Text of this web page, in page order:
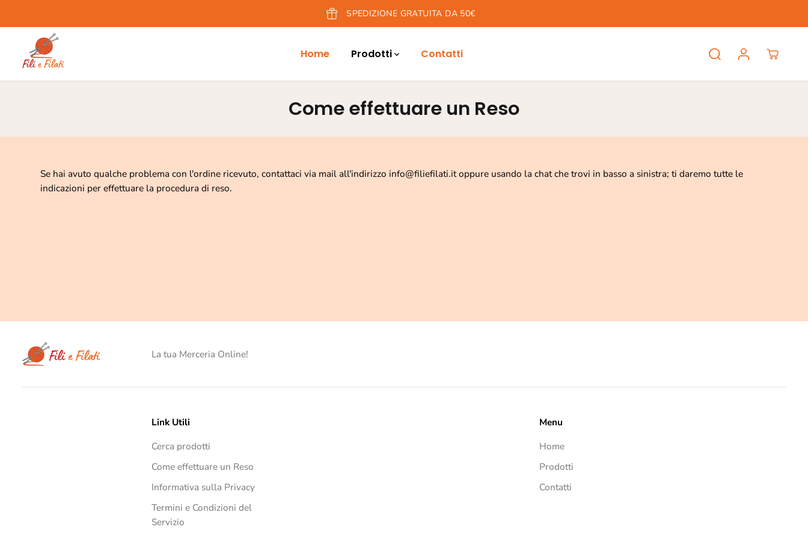
SPEDIZIONE GRATUITA DA 50€
Home Prodotti Contatti
Come effettuare un Reso
Se hai avuto qualche problema con l'ordine ricevuto, contattaci via mail all'indirizzo info@filiefilati.it oppure usando la chat che trovi in basso a sinistra; ti daremo tutte le
indicazioni per effettuare la procedura di reso.
La tua Merceria Online!
Link Utili
Cerca prodotti
Come effettuare un Reso
Informativa sulla Privacy
Termini e Condizioni del
Servizio
Menu
Home
Prodotti
Contatti